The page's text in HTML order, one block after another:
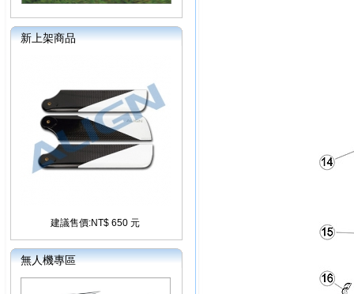
新上架商品
建議售價:NT$ 650 元
無人機專區